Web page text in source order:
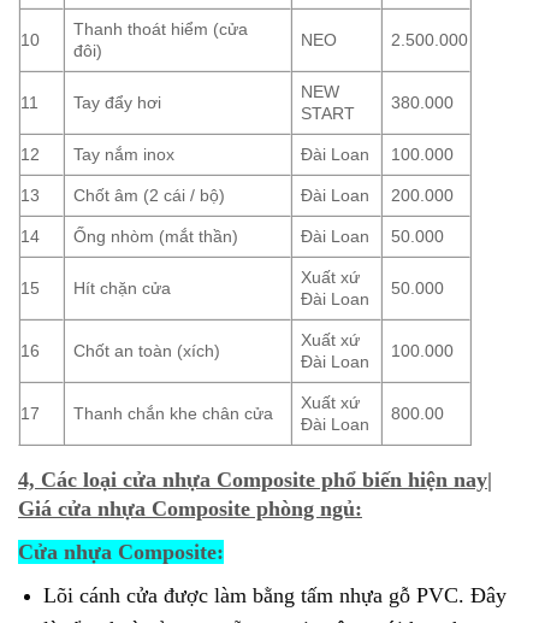
10
Thanh thoát hiểm (cửa
đôi)
NEO 2.500.000
11 Tay đẩy hơi
NEW
START
380.000
12 Tay nắm inox Đài Loan 100.000
13 Chốt âm (2 cái / bộ) Đài Loan 200.000
14 Ống nhòm (mắt thần) Đài Loan 50.000
15 Hít chặn cửa
Xuất xứ
Đài Loan
50.000
16 Chốt an toàn (xích)
Xuất xứ
Đài Loan
100.000
17 Thanh chắn khe chân cửa
Xuất xứ
Đài Loan
800.00
4, Các loại cửa nhựa Composite phổ biến hiện nay|
Giá cửa nhựa Composite phòng ngủ:
Cửa nhựa Composite:
Lõi cánh cửa được làm bằng tấm nhựa gỗ PVC. Đây